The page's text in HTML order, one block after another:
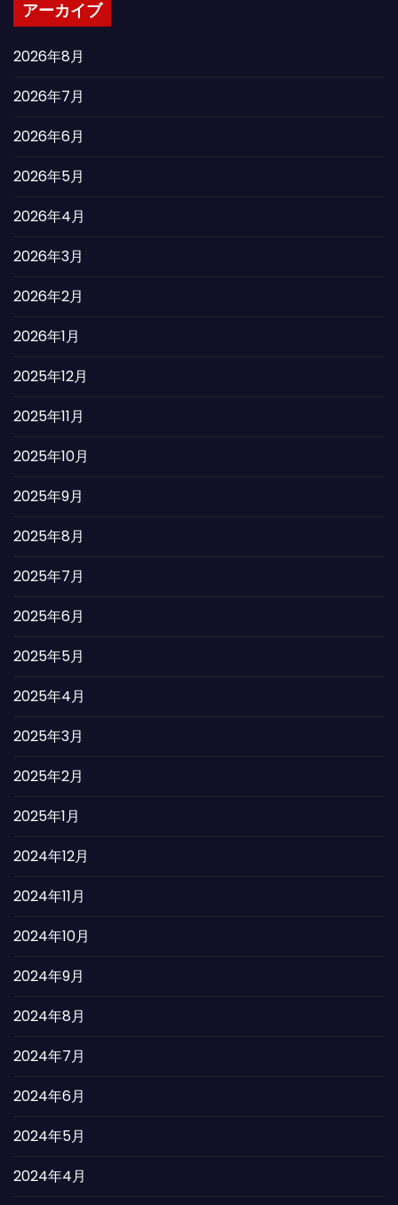
アーカイブ
2026年8月
2026年7月
2026年6月
2026年5月
2026年4月
2026年3月
2026年2月
2026年1月
2025年12月
2025年11月
2025年10月
2025年9月
2025年8月
2025年7月
2025年6月
2025年5月
2025年4月
2025年3月
2025年2月
2025年1月
2024年12月
2024年11月
2024年10月
2024年9月
2024年8月
2024年7月
2024年6月
2024年5月
2024年4月